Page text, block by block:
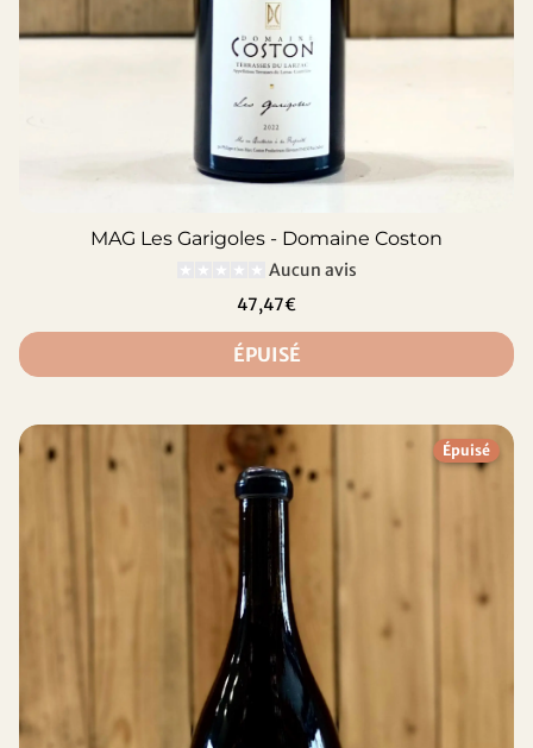
MAG Les Garigoles - Domaine Coston
Aucun avis
47,47€
ÉPUISÉ
Épuisé